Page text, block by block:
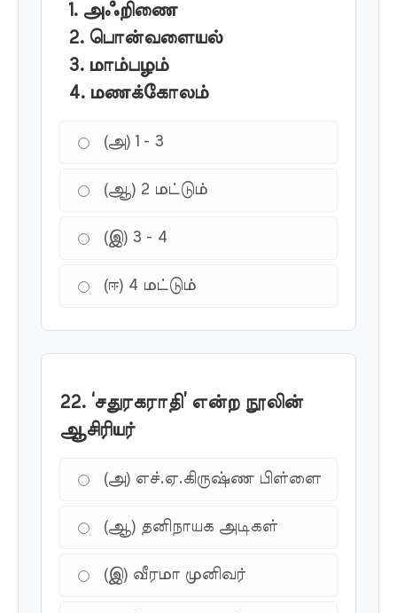
1. அஃறிணை
2. பொன்வளையல்
3. மாம்பழம்
4. மணக்கோலம்
(அ) 1 - 3
(ஆ) 2 மட்டும்
(இ) 3 - 4
(ஈ) 4 மட்டும்
22. ‘சதுரகராதி’ என்ற நூலின்
ஆசிரியர்
(அ) எச்.ஏ.கிருஷ்ண பிள்ளை
(ஆ) தனிநாயக அடிகள்
(இ) வீரமா முனிவர்